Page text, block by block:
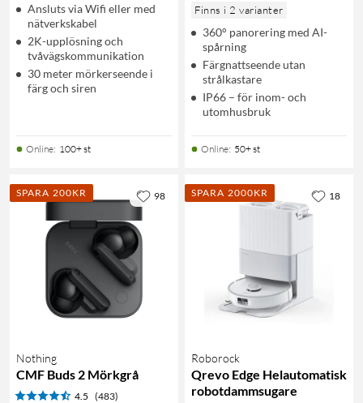
Ansluts via Wifi eller med
nätverkskabel
2K-upplösning och
tvåvägskommunikation
30 meter mörkerseende i
färg och siren
Online: 100+ st
Finns i 2 varianter
360° panorering med AI-
spårning
Färgnattseende utan
strålkastare
IP66 – för inom- och
utomhusbruk
Online: 50+ st
SPARA 200KR
Nothing
CMF Buds 2 Mörkgrå
4.5 (483)
98 SPARA 2000KR
Roborock
Qrevo Edge Helautomatisk
robotdammsugare
18